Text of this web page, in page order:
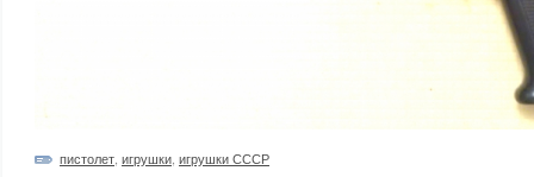
пистолет игрушки игрушки СССР